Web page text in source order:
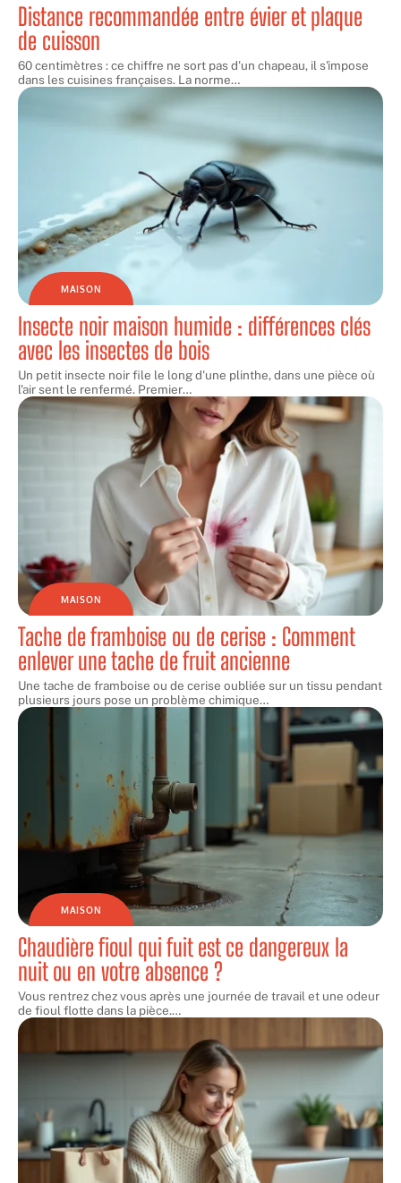
Distance recommandée entre évier et plaque
de cuisson
60 centimètres : ce chiffre ne sort pas d'un chapeau, il s'impose
dans les cuisines françaises. La norme…
MAISON
Insecte noir maison humide : différences clés
avec les insectes de bois
Un petit insecte noir file le long d'une plinthe, dans une pièce où
l'air sent le renfermé. Premier…
MAISON
Tache de framboise ou de cerise : Comment
enlever une tache de fruit ancienne
Une tache de framboise ou de cerise oubliée sur un tissu pendant
plusieurs jours pose un problème chimique…
MAISON
Chaudière fioul qui fuit est ce dangereux la
nuit ou en votre absence ?
Vous rentrez chez vous après une journée de travail et une odeur
de fioul flotte dans la pièce.…